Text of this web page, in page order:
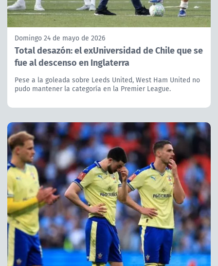
Domingo 24 de mayo de 2026
Total desazón: el exUniversidad de Chile que se
fue al descenso en Inglaterra
Pese a la goleada sobre Leeds United, West Ham United no
pudo mantener la categoría en la Premier League.